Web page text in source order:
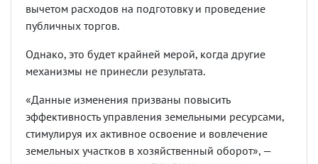
вычетом расходов на подготовку и проведение
публичных торгов.
Однако, это будет крайней мерой, когда другие
механизмы не принесли результата.
«Данные изменения призваны повысить
эффективность управления земельными ресурсами,
стимулируя их активное освоение и вовлечение
земельных участков в хозяйственный оборот», —